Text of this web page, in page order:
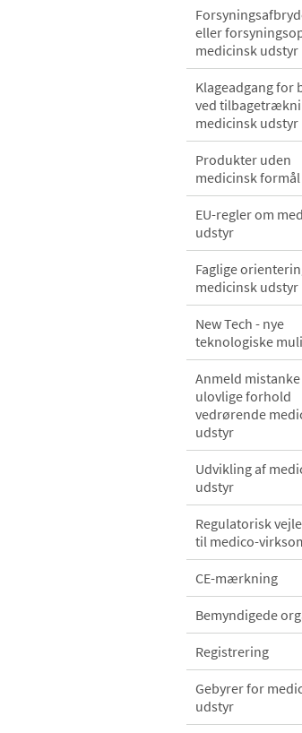
eller
medicinsk udstyr
Klageadgang for
ved
medicinsk udstyr
Produkter uden
medicinsk formål
EU-regler om
udstyr
Faglige
medicinsk udstyr
New Tech - nye
teknologiske
Anmeld
ulovlige forhold
vedrørende
udstyr
Udvikling af
udstyr
Regulatorisk
til medico-
CE-mærkning
Bemyndigede
Registrering
Gebyrer for
udstyr